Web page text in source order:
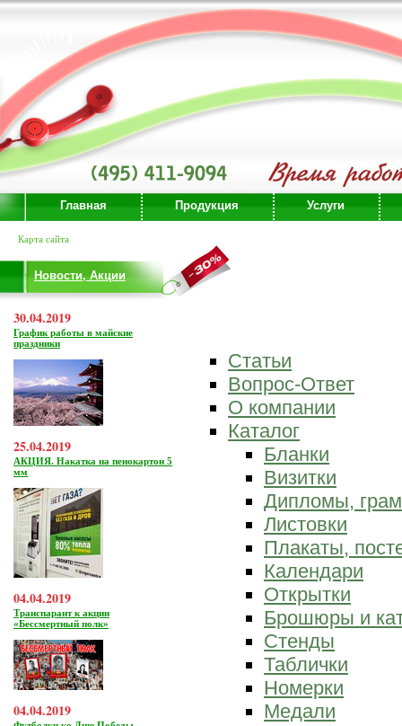
Главная Продукция Услуги
Карта сайта
Новости, Акции
30.04.2019
График работы в майские
праздники
25.04.2019
АКЦИЯ. Накатка на пенокартон 5
мм
04.04.2019
Транспарант к акции
«Бессмертный полк»
04.04.2019
Статьи
Вопрос-Ответ
О компании
Каталог
Бланки
Визитки
Дипломы,
Листовки
Плакаты,
Календари
Открытки
Брошюры и
Стенды
Таблички
Номерки
Медали